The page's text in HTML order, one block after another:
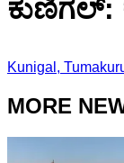
ಕುಣಿಗಲ್:
Kunigal,
MORE